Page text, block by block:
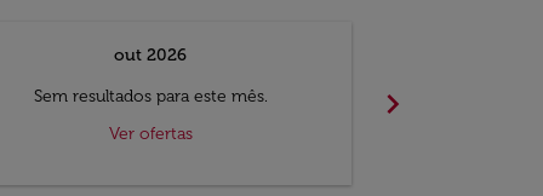
out 2026
Sem resultados para este mês.
Ver ofertas
chevron_right